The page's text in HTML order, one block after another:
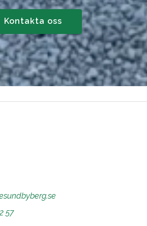
Kontakta oss
57